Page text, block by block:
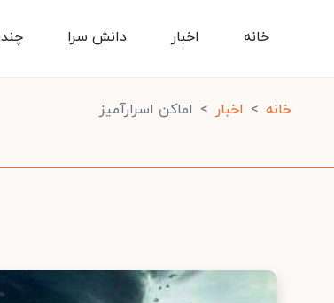
دانش سرا اخبار خانه
خانه اخبار اماکن اسرارآمیز